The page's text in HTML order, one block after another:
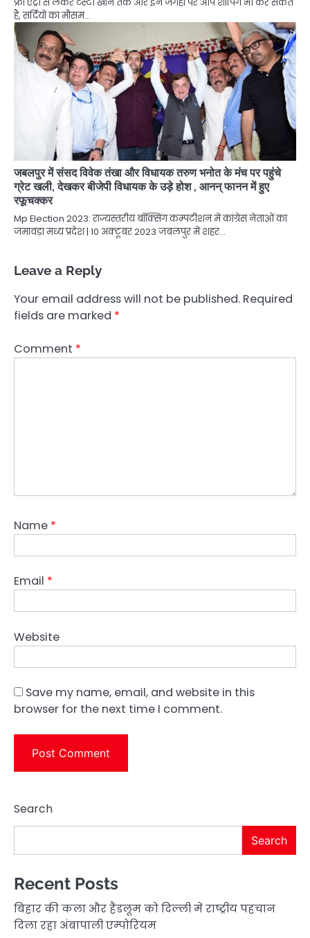
हैं, सर्दियों का मौसम…
जबलपुर में संसद विवेक तंखा और विधायक तरुण भनोत के मंच पर पहुंचे
ग्रेट खली, देखकर बीजेपी विधायक के उड़े होश , आनन् फानन में हुए
रफूचक्कर
Mp Election 2023: राज्यस्तरीय बॉक्सिंग कम्पटीशन में कांग्रेस नेताओं का
जमावड़ा मध्य प्रदेश | 10 अक्टूबर 2023 जबलपुर में शहर…
Leave a Reply
Your email address will not be published. Required
fields are marked *
Comment *
Name *
Email *
Website
Save my name, email, and website in this
browser for the next time I comment.
Search
Search
Recent Posts
बिहार की कला और हैंडलूम को दिल्ली में राष्ट्रीय पहचान
दिला रहा अंबापाली एम्पोरियम